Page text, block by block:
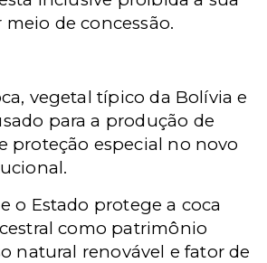
de concessão.
vegetal típico da Bolívia e
para a produção de
proteção especial no novo
o Estado protege a coca
como patrimônio
natural renovável e fator de